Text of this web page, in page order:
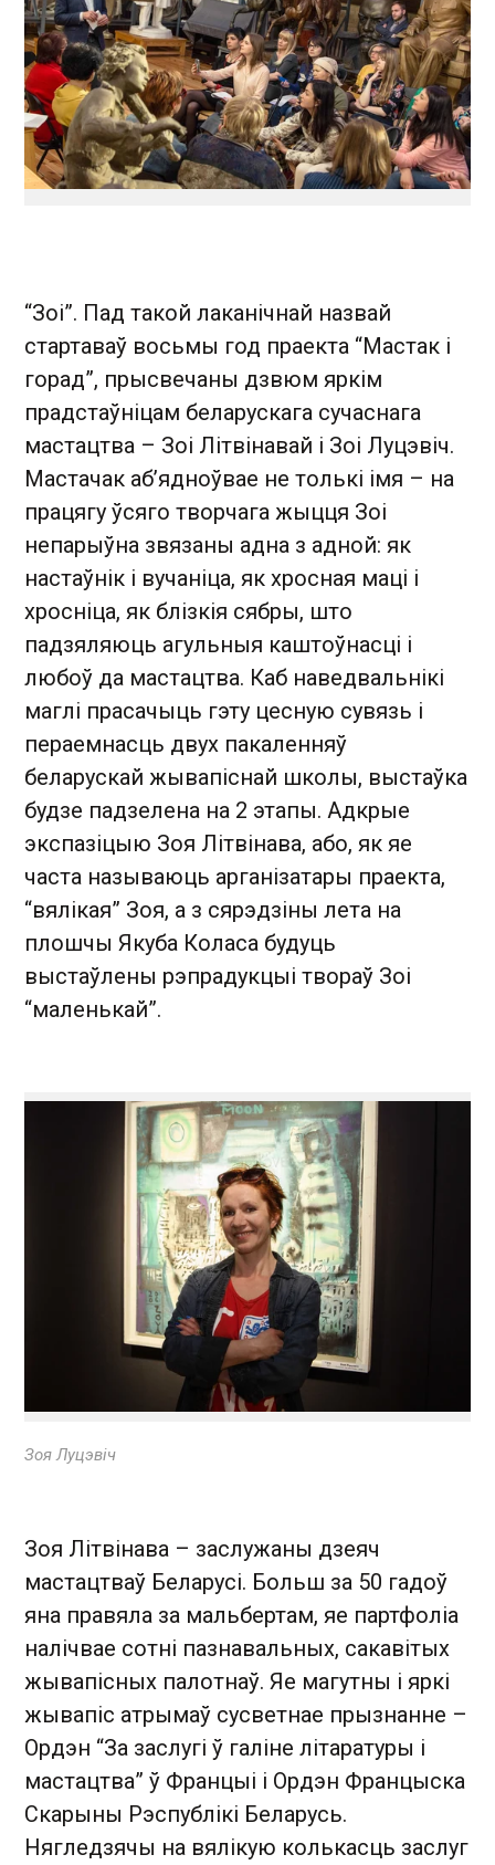
“Зоі”. Пад такой лаканічнай назвай
стартаваў восьмы год праекта “Мастак і
горад”, прысвечаны дзвюм яркім
прадстаўніцам беларускага сучаснага
мастацтва – Зоі Літвінавай і Зоі Луцэвіч.
Мастачак аб’ядноўвае не толькі імя – на
працягу ўсяго творчага жыцця Зоі
непарыўна звязаны адна з адной: як
настаўнік і вучаніца, як хросная маці і
хросніца, як блізкія сябры, што
падзяляюць агульныя каштоўнасці і
любоў да мастацтва. Каб наведвальнікі
маглі прасачыць гэту цесную сувязь і
пераемнасць двух пакаленняў
беларускай жывапіснай школы, выстаўка
будзе падзелена на 2 этапы. Адкрые
экспазіцыю Зоя Літвінава, або, як яе
часта называюць арганізатары праекта,
“вялікая” Зоя, а з сярэдзіны лета на
плошчы Якуба Коласа будуць
выстаўлены рэпрадукцыі твораў Зоі
“маленькай”.
Зоя Луцэвіч
Зоя Літвінава – заслужаны дзеяч
мастацтваў Беларусі. Больш за 50 гадоў
яна правяла за мальбертам, яе партфоліа
налічвае сотні пазнавальных, сакавітых
жывапісных палотнаў. Яе магутны і яркі
жывапіс атрымаў сусветнае прызнанне –
Ордэн “За заслугі ў галіне літаратуры і
мастацтва” ў Францыі і Ордэн Францыска
Скарыны Рэспублікі Беларусь.
Нягледзячы на вялікую колькасць заслуг